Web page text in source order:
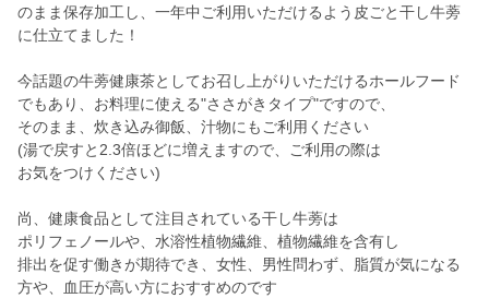
のまま保存加工し、一年中ご利用いただけるよう皮ごと干し牛蒡
に仕立てました！
今話題の牛蒡健康茶としてお召し上がりいただけるホールフード
でもあり、お料理に使える"ささがきタイプ"ですので、
そのまま、炊き込み御飯、汁物にもご利用ください
(湯で戻すと2.3倍ほどに増えますので、ご利用の際は
お気をつけください)
尚、健康食品として注目されている干し牛蒡は
ポリフェノールや、水溶性植物繊維、植物繊維を含有し
排出を促す働きが期待でき、女性、男性問わず、脂質が気になる
方や、血圧が高い方におすすめのです